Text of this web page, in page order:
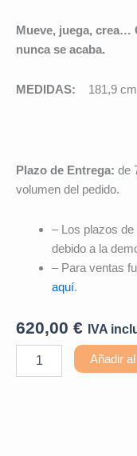
Mueve, juega, crea…
nunca se acaba.
MEDIDAS: 181,9
Plazo de Entrega: de
volumen del pedido.
– Los plazos
debido a la
– Para ventas
aquí.
620,00 € IVA
Añadir